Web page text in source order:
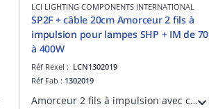
LCI LIGHTING COMPONENTS INTERNATIONAL
SP2F + câble 20cm Amorceur 2 fils à
impulsion pour lampes SHP + IM de 70
à 400W
Réf Rexel : LCN1302019
Réf Fab : 1302019
Amorceur 2 fils à impulsion avec câble 20cm. Pour lampe sodium haute pression et iodures métalliques de 70 à 400W. Distance lampe-amorceur 10m maximum.